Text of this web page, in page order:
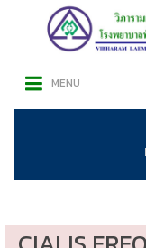
MENU